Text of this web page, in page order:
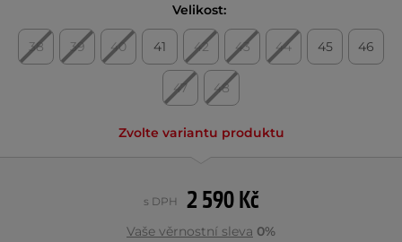
Velikost:
38 39 40 41 42 43 44 45 46
47 48
Zvolte variantu produktu
2 590 Kč
s DPH
Vaše věrnostní sleva 0%